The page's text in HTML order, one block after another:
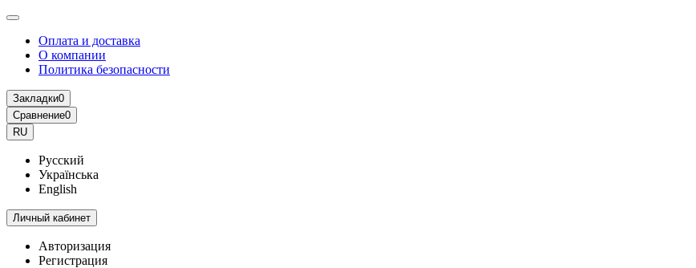
Оплата и доставка
О компании
Политика безопасности
Закладки0
Сравнение0
RU
Русский
Українська
English
Личный кабинет
Авторизация
Регистрация